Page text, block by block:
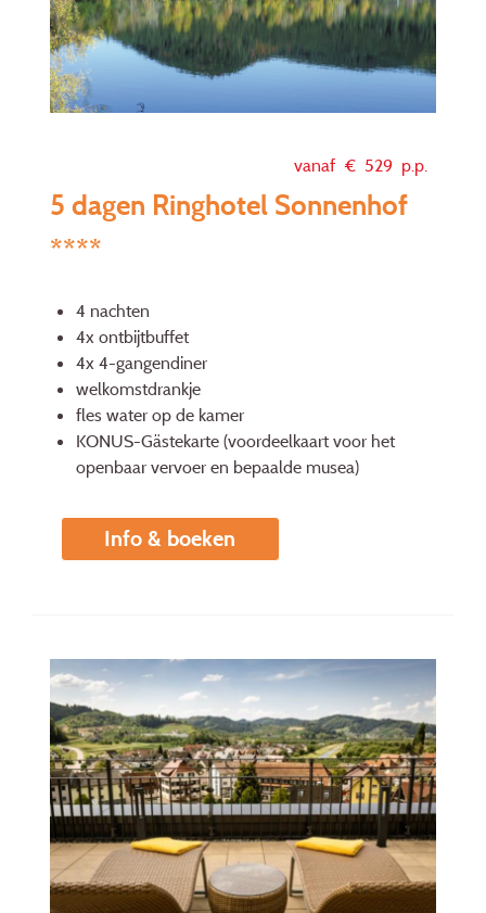
vanaf € 529 p.p.
5 dagen Ringhotel Sonnenhof
****
4 nachten
4x ontbijtbuffet
4x 4-gangendiner
welkomstdrankje
fles water op de kamer
KONUS-Gästekarte (voordeelkaart voor het
openbaar vervoer en bepaalde musea)
Info & boeken